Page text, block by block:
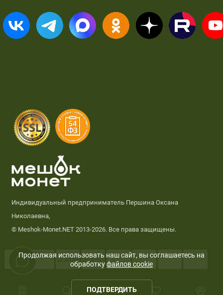
0
Индивидуальный предприниматель Першина Оксана
Николаевна,
© Meshok-Monet.NET 2013-2026. Все права защищены.
Продолжая использовать наш сайт, вы соглашаетесь на
обработкуфайлов cookie
ПОДТВЕРДИТЬ